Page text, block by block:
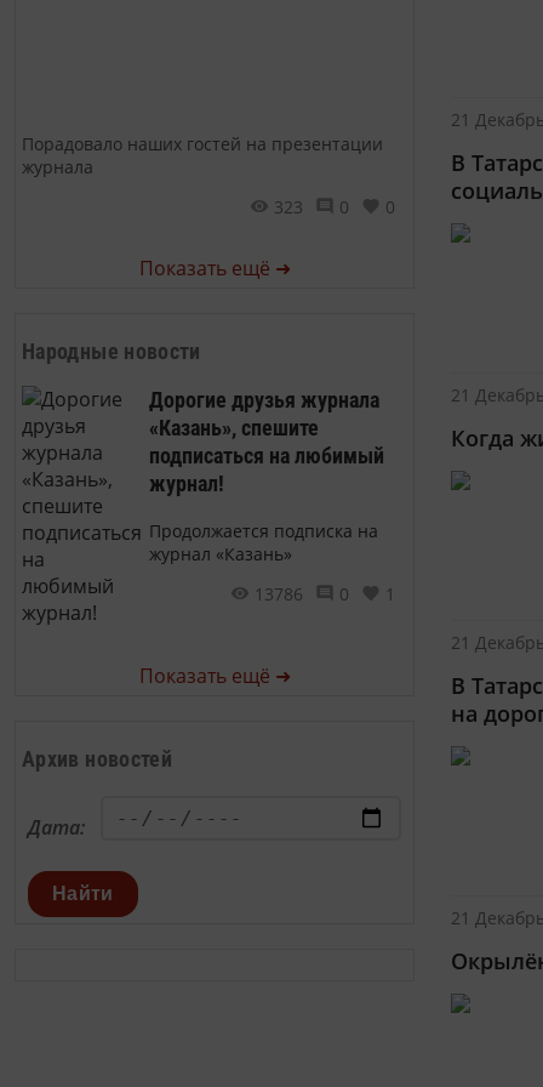
Порадовало наших гостей на презентации
журнала
323
0 0
Показать ещё ➜
Народные новости
Дорогие друзья журнала
«Казань», спешите
подписаться на любимый
журнал!
Продолжается подписка на
журнал «Казань»
13786
0 1
Показать ещё ➜
Архив новостей
Дата:
Найти
21
В
21
Когда
21
В
на
21